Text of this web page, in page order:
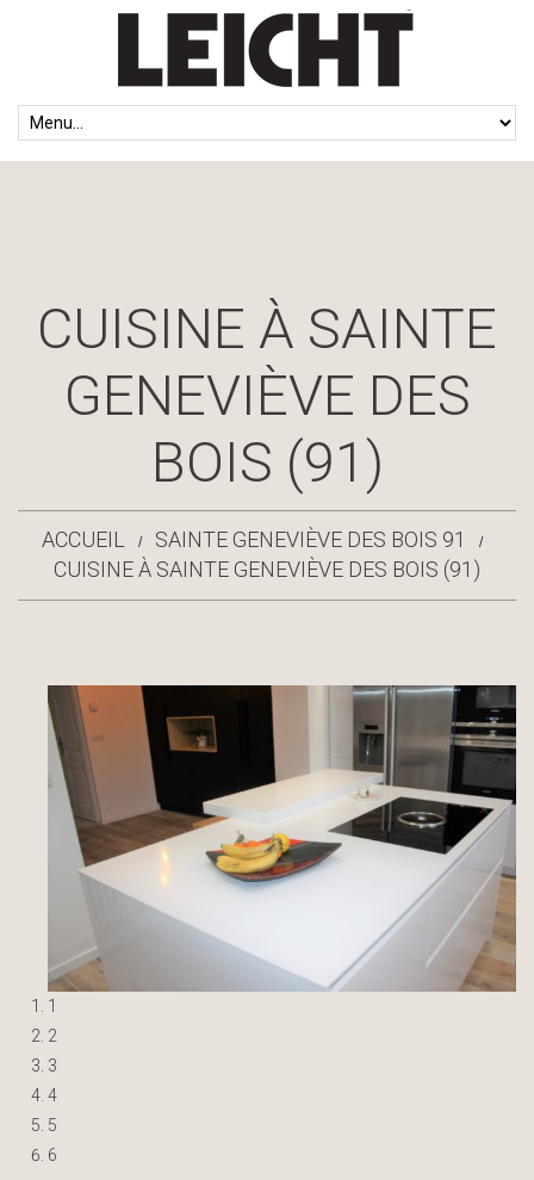
CUISINE À SAINTE
GENEVIÈVE DES
BOIS (91)
ACCUEIL
SAINTE GENEVIÈVE DES BOIS 91
CUISINE À SAINTE GENEVIÈVE DES BOIS (91)
1
2
3
4
5
6